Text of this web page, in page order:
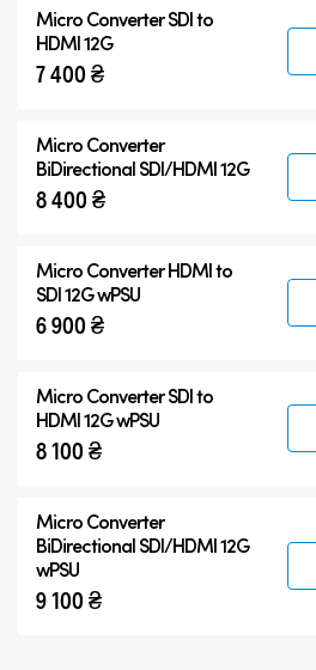
Micro ConverterSDI to
HDMI 12G
7 400 ₴
Micro Converter
BiDirectional SDI/HDMI 12G
8 400 ₴
Micro ConverterHDMI to
SDI 12G wPSU
6 900 ₴
Micro ConverterSDI to
HDMI 12G wPSU
8 100 ₴
Micro Converter
BiDirectional SDI/HDMI 12G
wPSU
9 100 ₴